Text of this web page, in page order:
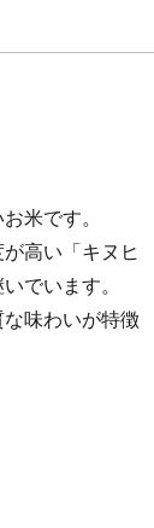
米です。
高い「キヌヒ
でいます。
味わいが特徴